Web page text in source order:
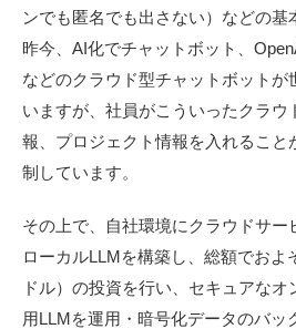
ンでも匿名でも出さない）などの基
昨今、AI化でチャットボット、
などのクラウド型チャットボットが
いますが、社員がこういったクラウ
報、プロジェクト情報を入れること
制しています。
その上で、自社環境にクラウドサー
ローカルLLMを構築し、総額でおよ
ドル）の投資を行い、セキュアな
用LLMを運用・暗号化データのバッ